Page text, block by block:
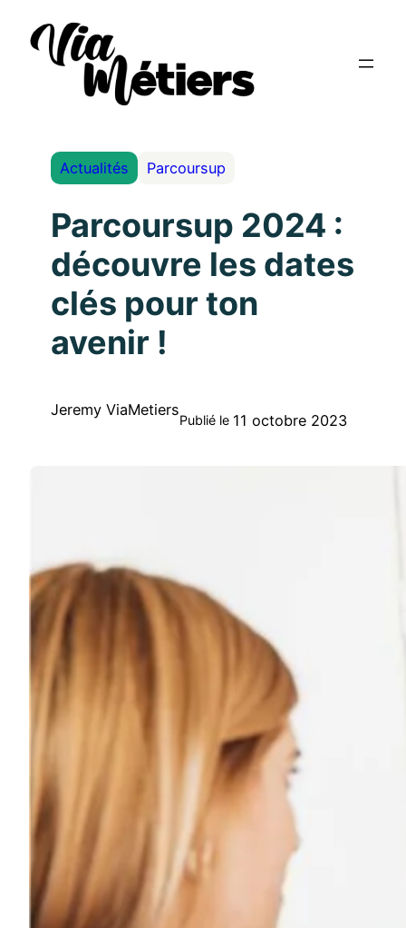
Actualités Parcoursup
Parcoursup 2024 :
découvre les dates
clés pour ton
avenir !
Jeremy ViaMetiers
Publié le 11 octobre 2023